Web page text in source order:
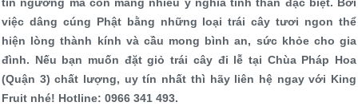
việc dâng cúng Phật bằng những loại trái cây tươi ngon thể
hiện lòng thành kính và cầu mong bình an, sức khỏe cho gia
đình. Nếu bạn muốn đặt giỏ trái cây đi lễ tại Chùa Pháp Hoa
(Quận 3) chất lượng, uy tín nhất thì hãy liên hệ ngay với King
Fruit nhé! Hotline: 0966 341 493.